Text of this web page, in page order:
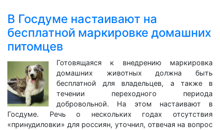
В Госдуме настаивают на
бесплатной маркировке домашних
питомцев
Готовящаяся к внедрению маркировка
домашних животных должна быть
бесплатной для владельцев, а также в
течении переходного периода
добровольной. На этом настаивают в
Госдуме. Речь о нескольких годах отсутствия
«принудиловки» для россиян, уточнил, отвечая на вопрос